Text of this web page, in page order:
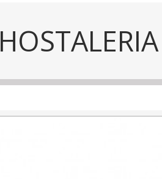
HOSTALERIA